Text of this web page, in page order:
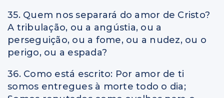
35. Quem nos separará do amor de Cristo?
A tribulação, ou a angústia, ou a
perseguição, ou a fome, ou a nudez, ou o
perigo, ou a espada?
36. Como está escrito: Por amor de ti
somos entregues à morte todo o dia;